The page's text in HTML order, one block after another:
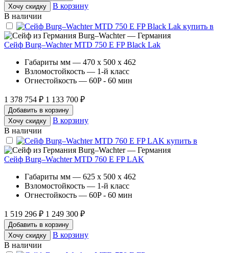
Хочу скидку
В корзину
В наличии
Burg–Wachter — Германия
Сейф Burg–Wachter MTD 750 E FP Black Lak
Габариты мм — 470 x 500 x 462
Взломостойкость — 1-й класс
Огнестойкость — 60P - 60 мин
1 378 754 ₽ 1 133 700 ₽
Добавить в корзину
Хочу скидку
В корзину
В наличии
Burg–Wachter — Германия
Сейф Burg–Wachter MTD 760 E FP LAK
Габариты мм — 625 x 500 x 462
Взломостойкость — 1-й класс
Огнестойкость — 60P - 60 мин
1 519 296 ₽ 1 249 300 ₽
Добавить в корзину
Хочу скидку
В корзину
В наличии